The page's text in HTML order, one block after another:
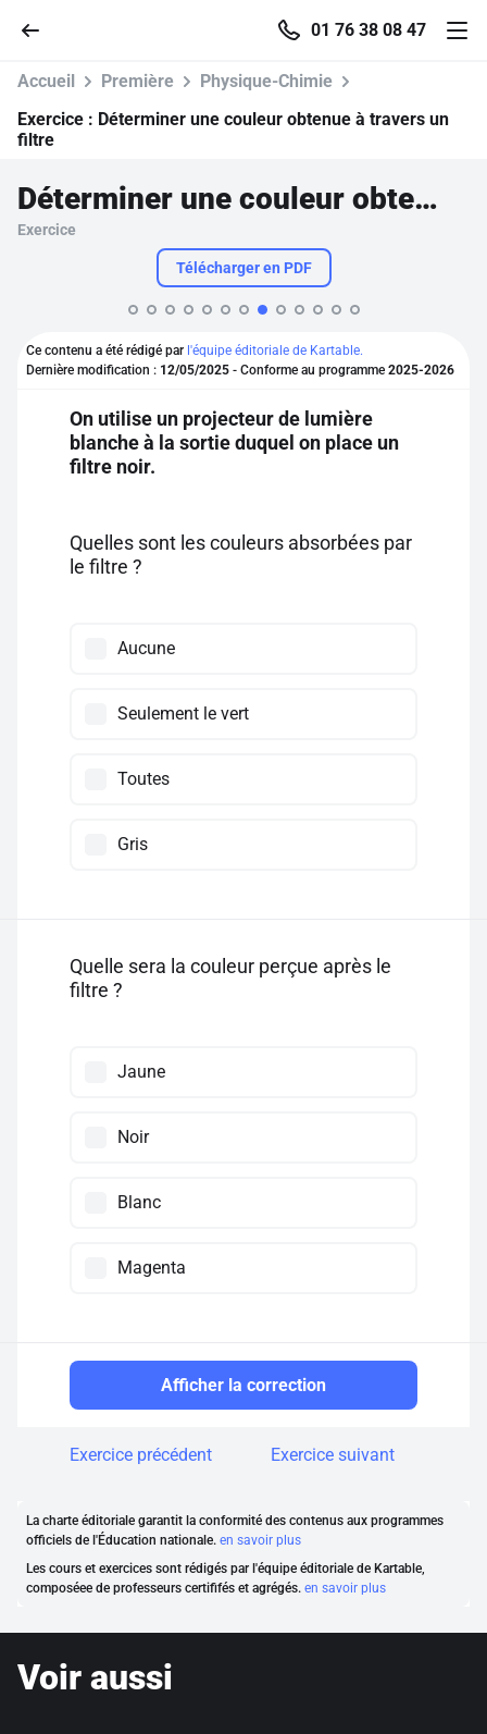
01 76 38 08 47
Parcourir
Se connecter
S'inscrire gratuitement
Pour profiter de 10 contenus offerts.
Accueil Première
Physique-Chimie
Exercice : Déterminer une couleur obtenue à travers un
filtre
Déterminer une couleur obtenue à travers un filtre
Exercice
Télécharger en PDF
Ce contenu a été rédigé par l'équipe éditoriale de Kartable.
Dernière modification : 12/05/2025 - Conforme au programme 2025-2026
On utilise un projecteur de lumière
blanche à la sortie duquel on place un
filtre noir.
Quelles sont les couleurs absorbées par
le filtre ?
Aucune
Seulement le vert
Toutes
Gris
Quelle sera la couleur perçue après le
filtre ?
Jaune
Noir
Blanc
Magenta
Afficher la correction
Exercice précédent Exercice suivant
La charte éditoriale garantit la conformité des contenus aux programmes
officiels de l'Éducation nationale. en savoir plus
Les cours et exercices sont rédigés par l'équipe éditoriale de Kartable,
composéee de professeurs certififés et agrégés. en savoir plus
Voir aussi